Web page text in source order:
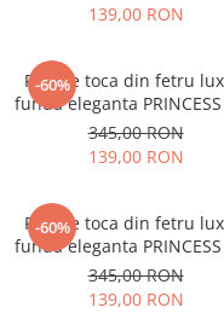
unica, reglabila
139,00 RON
-60%
Palarie toca din fetru
funda eleganta PRINCESS
(KAKI) - marime unica,
reglabila
345,00 RON
139,00 RON
-60%
Palarie toca din fetru
funda eleganta PRINCESS
(GRENA) - marime unica,
reglabila
345,00 RON
139,00 RON